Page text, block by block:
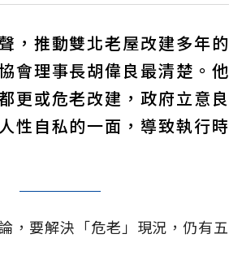
，推動雙北老屋改建多年的
會理事長胡偉良最清楚。他
更或危老改建，政府立意良
性自私的一面，導致執行時
，要解決「危老」現況，仍有五